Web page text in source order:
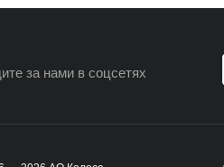
за намив соцсетях